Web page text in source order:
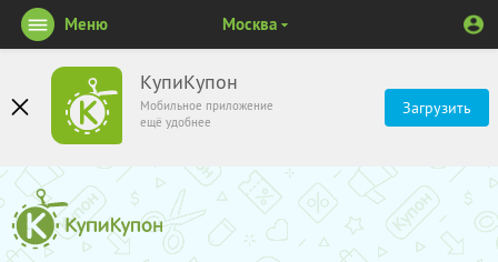
КупиКупон
Мобильное приложение
ещё удобнее
Загрузить
Меню Москва